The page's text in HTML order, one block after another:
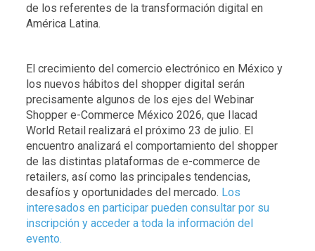
de los referentes de la transformación digital en
América Latina.
El crecimiento del comercio electrónico en México y
los nuevos hábitos del shopper digital serán
precisamente algunos de los ejes del Webinar
Shopper e-Commerce México 2026, que Ilacad
World Retail realizará el próximo 23 de julio. El
encuentro analizará el comportamiento del shopper
de las distintas plataformas de e-commerce de
retailers, así como las principales tendencias,
desafíos y oportunidades del mercado. Los
interesados en participar pueden consultar por su
inscripción y acceder a toda la información del
evento.